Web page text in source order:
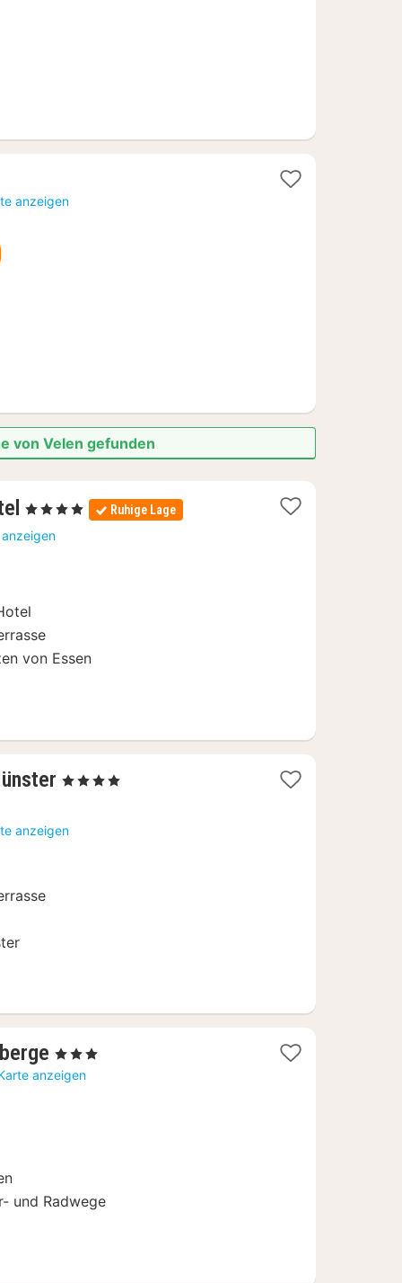
anzeigen
von Velen gefunden
3
Nächte
ab
, 4 Sterne Ruhige Lage
von Essen
2
ab
146,30
, 4 Sterne
anzeigen
2
Nächte
, 3 Sterne
anzeigen
und Radwege